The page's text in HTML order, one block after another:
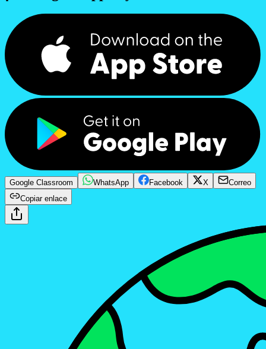
Google Classroom WhatsApp Facebook X
Correo
Copiar enlace